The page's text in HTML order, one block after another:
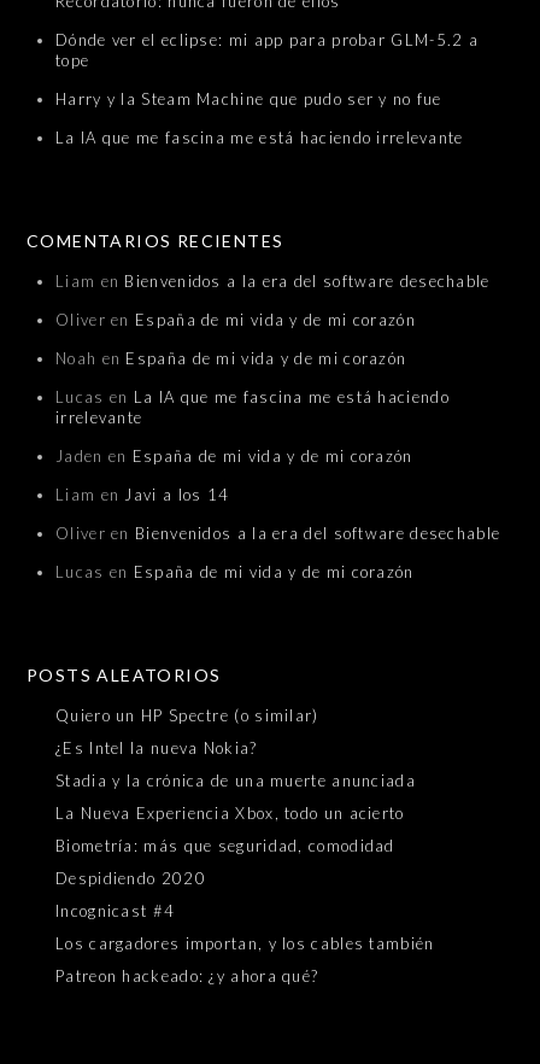
Dónde ver el eclipse: mi app para probar GLM-5.2 a
tope
Harry y la Steam Machine que pudo ser y no fue
La IA que me fascina me está haciendo irrelevante
COMENTARIOS RECIENTES
Liam en Bienvenidos a la era del software desechable
Oliver en España de mi vida y de mi corazón
Noah en España de mi vida y de mi corazón
Lucas en La IA que me fascina me está haciendo
irrelevante
Jaden en España de mi vida y de mi corazón
Liam en Javi a los 14
Oliver en Bienvenidos a la era del software desechable
Lucas en España de mi vida y de mi corazón
POSTS ALEATORIOS
Quiero un HP Spectre (o similar)
¿Es Intel la nueva Nokia?
Stadia y la crónica de una muerte anunciada
La Nueva Experiencia Xbox, todo un acierto
Biometría: más que seguridad, comodidad
Despidiendo 2020
Incognicast #4
Los cargadores importan, y los cables también
Patreon hackeado: ¿y ahora qué?